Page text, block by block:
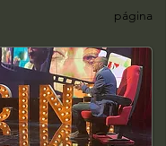
página